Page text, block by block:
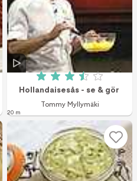
Betyg: 3.5 av 5
Hollandaisesås - se & gör
Tommy Myllymäki
20 m